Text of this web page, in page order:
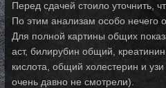
Перед сдачей стоило уточнить,
По этим анализам особо нечего
Для полной картины общих
аст, билирубин общий,
кислота, общий холестерин и
очень давно не смотрели).